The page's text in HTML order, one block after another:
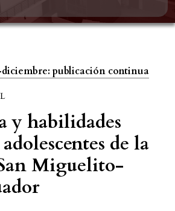
diciembre: publicación continua
y habilidades
de la
Miguelito-